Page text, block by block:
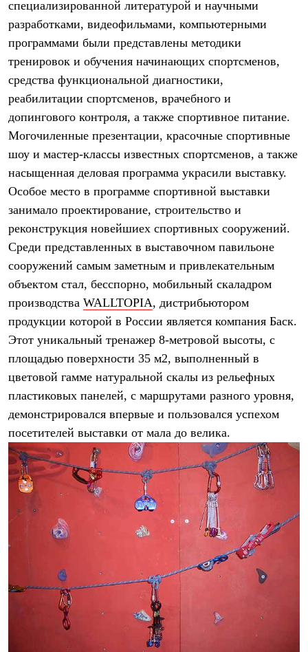
Куртки
Брюки
Лёгкая одежда
Рубашки
Футболки
Брюки
Термобелье
Среднее термобелье
Легкое термобелье
Флисовая одежда
Куртки
Брюки
Детская одежда
Комбинезоны
Куртки
Брюки
Утепленная синтетикой
Комбинезоны
Куртки
Лёгкая одежда
Футболки
Толстовки
Брюки
Софтшелл одежда
Куртки
Флисовая одежда
Куртки
Брюки
Комбинезоны
Термобелье
Комплект термобелья
Снаряжение
Палатки и тенты
Тенты
Аксессуары для палаток
Рюкзаки
Легкоходные
Альпинистские
Городские
Аксессуары для рюкзаков
Спальные мешки
Комбинированные
специализированной литературой и научными
разработками, видеофильмами, компьютерными
программами были представлены методики
тренировок и обучения начинающих спортсменов,
средства функциональной диагностики,
реабилитации спортсменов, врачебного и
допингового контроля, а также спортивное питание.
Могочиленные презентации, красочные спортивные
шоу и мастер-классы известных спортсменов, а также
насыщенная деловая программа украсили выставку.
Особое место в программе спортивной выставки
занимало проектирование, строительство и
реконструкция новейшиех спортивных сооружений.
Среди представленных в выставочном павильоне
сооружений самым заметным и привлекательным
объектом стал, бесспорно, мобильный скаладром
производства WALLTOPIA, дистрибьютором
продукции которой в России является компания Баск.
Этот уникальный тренажер 8-метровой высоты, с
площадью поверхности 35 м2, выполненный в
цветовой гамме натуральной скалы из рельефных
пластиковых панелей, с маршрутами разного уровня,
демонстрировался впервые и пользовался успехом
посетителей выставки от мала до велика.